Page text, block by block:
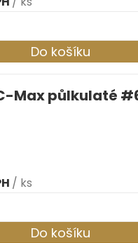
Do košíku
Max půlkulaté
/ ks
Do košíku